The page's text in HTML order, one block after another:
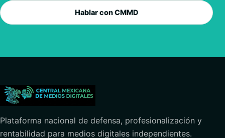
Hablar con CMMD
Plataforma nacional de defensa, profesionalización y
rentabilidad para medios digitales independientes.